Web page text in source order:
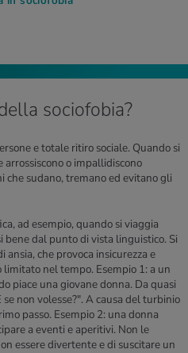
sociofobia?
e totale ritiro sociale. Quando si
o impallidiscono
sudano, tremano ed evitano gli
ad esempio, quando si viaggia
bene dal punto di vista linguistico. Si
che provoca insicurezza e
nel tempo. Esempio 1: a un
piace una giovane donna. Da quasi
non volesse?". A causa del turbinio
passo. Esempio 2: una donna
a eventi e aperitivi. Non le
essere divertente e di suscitare un